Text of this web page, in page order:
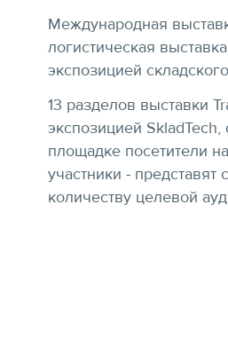
Международная
логистическая
экспозицией
13 разделов выставки
экспозицией
площадке посетители
участники -
количеству целевой